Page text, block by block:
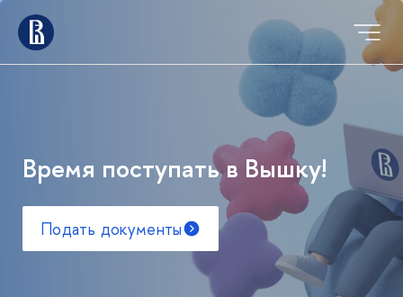
Время поступать в Вышку!
Подать документы